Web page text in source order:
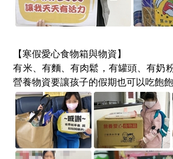
【寒假愛心食物箱與物資】
有米、有麵、有肉鬆，有罐頭、有奶
營養物資要讓孩子的假期也可以吃飽飽